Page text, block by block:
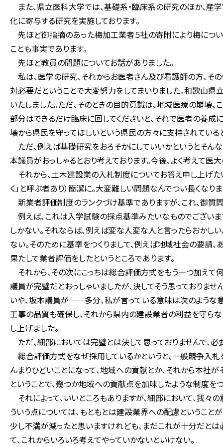
また、県立医科大学では、基礎系・臨床系の研究のほか、
化に寄与する研究を実施しております。
先ほど御指摘のあった梅加工業者５社の寄附により梅につ
ことも事実であります。
先ほど教員の問題についてお話がありました。
私は、医学の研究、それからお医者さん及び看護師の方、
対必要だということで大変努力をしてまいりました。和歌山
いたしました。ただ、そのときの目的意識は、地域医療の崩壊
部分はできるだけ臨床に回してくださいと、それで医者の養成
壊から県民を守ってほしいという県民の方々に支持されている
ただ、例えば基礎研究をおろそかにしていいかというとそん
本議員がおっしゃるとおり考えております。今後、よく考えて
それから、土木建設業の入札制度についてお答え申し上げた
く」と呼ぶ者あり）簡潔に。大変難しい問題なんでつい長くなり
新業者評価制度のランクづけ基準でありますが、これ、御質
例えば、これは入学試験の採点基準みたいなものでござい
しかない。それならば、例えば変な人――変な人と言ったらおか
ない。そのために基準をつくりまして、例えば地域社会の要請
果たして業者評価をしたというところであります。
それから、その次にこっちは総合評価方式をもう一つ加えて
議員が完璧だとおっしゃいましたが、決してそう思っておりません
いや、坂本議員が──多分、私が言っている意味は次のような
工事の品質も確保し、それから県内の建設業者の利益を守ら
し上げました。
ただ、細部においては完璧とは決して思っておりませんで、
総合評価方式をなぜ採用しているかというと、一般競争入札
んまりひどいことになって、地域への貢献とか、それから本社
ということで、幾つか地域への貢献点を加味したような制度をつ
それによって、いいところもありますが、細部において、我々
ういう点については、もともとは建設業界への配慮というこ
少し不満が減ったと思いますけれども、まだこれが十分だとは
て、これからいろいろ考えてやっていかないといけない。